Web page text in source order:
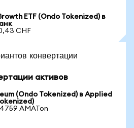
ETF (Ondo Tokenized) в
CHF
конвертации
активов
(Ondo Tokenized) в Applied
AMATon